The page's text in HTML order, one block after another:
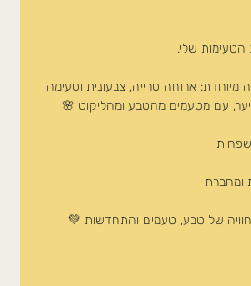
שלי.
מיוחדת: ארוחה טרייה, צבעונית וטעימה
עם מטעמים מהטבע ומהליקוט 🌸
ומחברת
של טבע, טעמים והתחדשות 💚